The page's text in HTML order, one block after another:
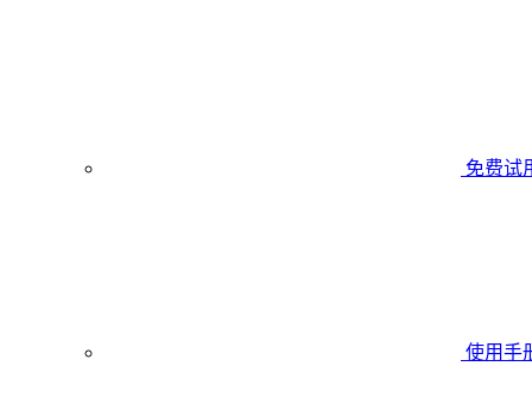
免费试
使用手